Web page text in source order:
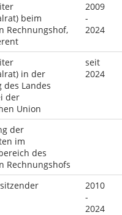
beim
Rechnungshof,
2009
-
2024
in der
des Landes
der
Union
seit
2024
der
im
des
Rechnungshofs
2010
-
2024